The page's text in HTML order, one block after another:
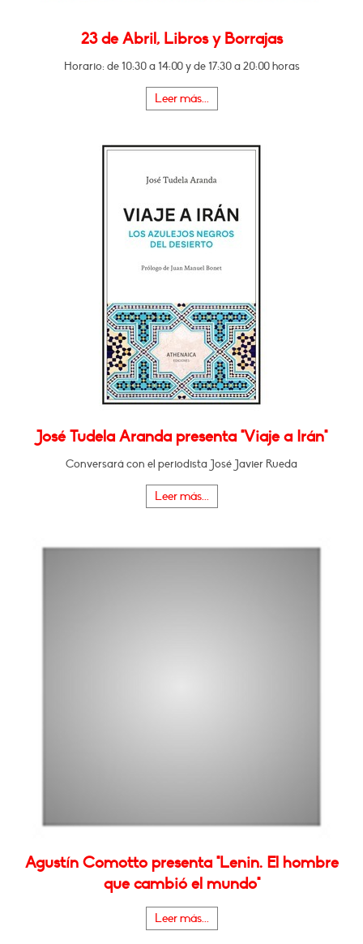
23 de Abril, Libros y Borrajas
Horario: de 10:30 a 14:00 y de 17:30 a 20:00 horas
Leer más...
José Tudela Aranda presenta "Viaje a Irán"
Conversará con el periodista José Javier Rueda
Leer más...
Agustín Comotto presenta "Lenin. El hombre
que cambió el mundo"
Leer más...